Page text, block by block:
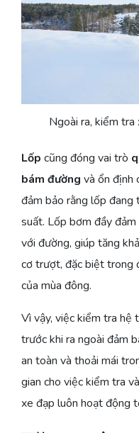
Ngoài ra, kiểm
Lốp cũng đóng vai trò
bám đường và ổn định
đảm bảo rằng lốp
suất. Lốp bơm đầy
với đường, giúp tăng
cơ trượt, đặc biệt trong
của mùa đông.
Vì vậy, việc kiểm tra hệ
trước khi ra ngoài đảm
an toàn và thoải mái
gian cho việc kiểm tra
xe đạp luôn hoạt động